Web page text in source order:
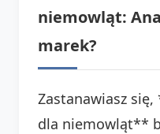
niemowląt:
marek?
Zastanawiasz
dla niemowląt**